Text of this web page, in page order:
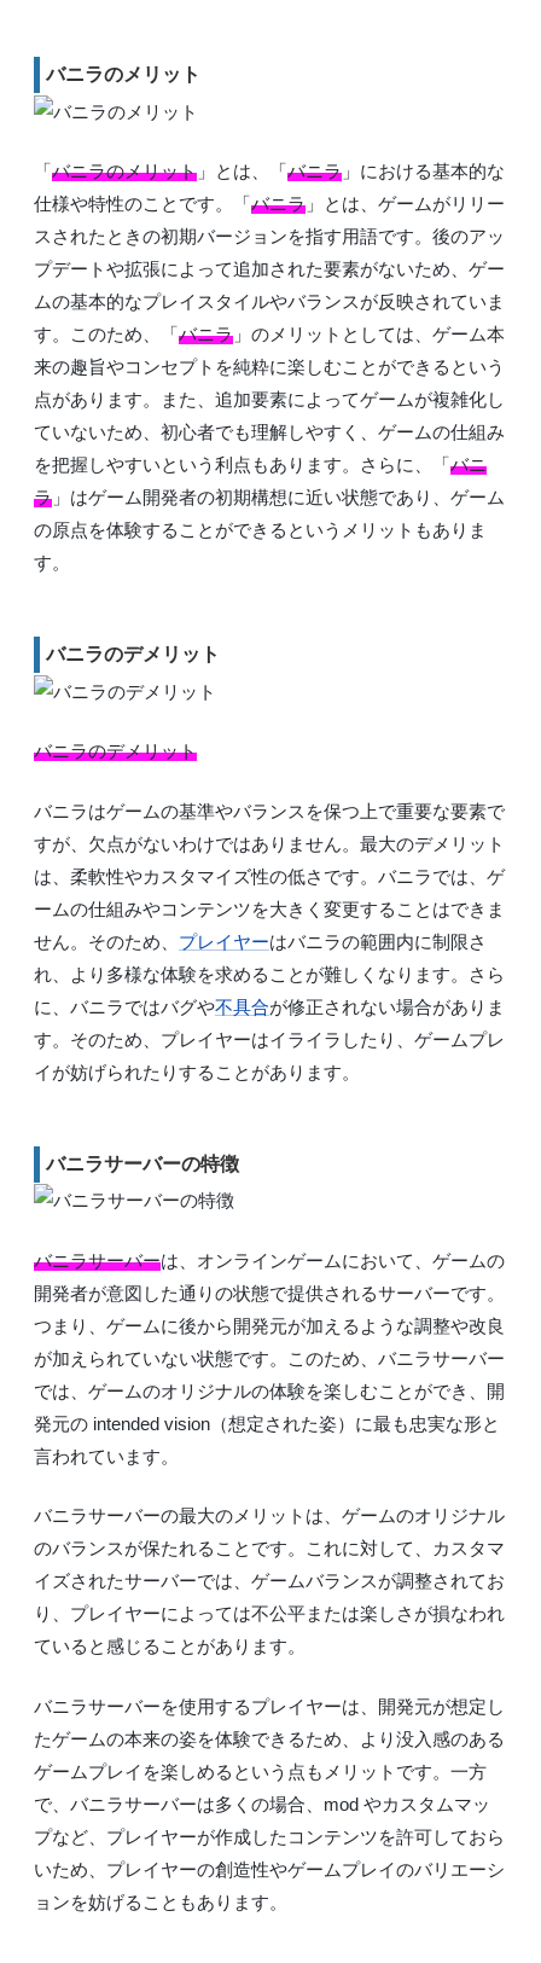
バニラのメリット
「バニラのメリット 」とは、「バニラ 」における基本的な
仕様や特性のことです。「バニラ 」とは、ゲームがリリー
スされたときの初期バージョンを指す用語です。後のアッ
プデートや拡張によって追加された要素がないため、ゲー
ムの基本的なプレイスタイルやバランスが反映されていま
す。このため、「バニラ 」のメリットとしては、ゲーム本
来の趣旨やコンセプトを純粋に楽しむことができるという
点があります。また、追加要素によってゲームが複雑化し
ていないため、初心者でも理解しやすく、ゲームの仕組み
を把握しやすいという利点もあります。さらに、「バニ
ラ 」はゲーム開発者の初期構想に近い状態であり、ゲーム
の原点を体験することができるというメリットもありま
す。
バニラのデメリット
バニラのデメリット
バニラはゲームの基準やバランスを保つ上で重要な要素で
すが、欠点がないわけではありません。最大のデメリット
は、柔軟性やカスタマイズ性の低さです。バニラでは、ゲ
ームの仕組みやコンテンツを大きく変更することはできま
せん。そのため、 プレイヤーはバニラの範囲内に制限さ
れ、より多様な体験を求めることが難しくなります。さら
に、バニラではバグや不具合が修正されない場合がありま
す。そのため、プレイヤーはイライラしたり、ゲームプレ
イが妨げられたりすることがあります。
バニラサーバーの特徴
バニラサーバーは、オンラインゲームにおいて、ゲームの
開発者が意図した通りの状態で提供されるサーバーです。
つまり、ゲームに後から開発元が加えるような調整や改良
が加えられていない状態です。このため、バニラサーバー
では、ゲームのオリジナルの体験を楽しむことができ、開
発元の intended vision（想定された姿）に最も忠実な形と
言われています。
バニラサーバーの最大のメリットは、ゲームのオリジナル
のバランスが保たれることです。これに対して、カスタマ
イズされたサーバーでは、ゲームバランスが調整されてお
り、プレイヤーによっては不公平または楽しさが損なわれ
ていると感じることがあります。
バニラサーバーを使用するプレイヤーは、開発元が想定し
たゲームの本来の姿を体験できるため、より没入感のある
ゲームプレイを楽しめるという点もメリットです。一方
で、バニラサーバーは多くの場合、mod やカスタムマッ
プなど、プレイヤーが作成したコンテンツを許可しておら
いため、プレイヤーの創造性やゲームプレイのバリエーシ
ョンを妨げることもあります。